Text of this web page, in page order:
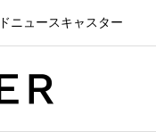
ニュースキャスター